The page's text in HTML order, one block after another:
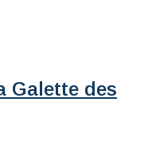
Galette des